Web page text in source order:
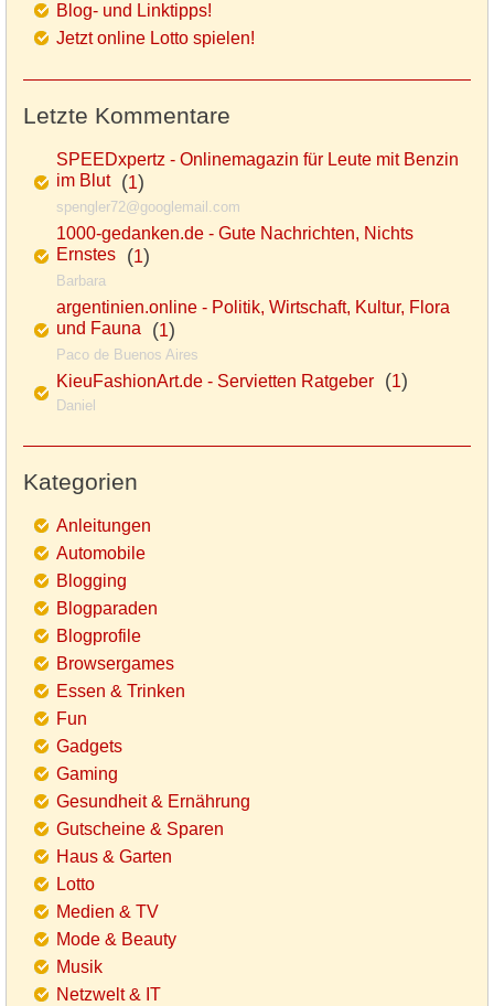
Blog- und Linktipps!
Jetzt online Lotto spielen!
Letzte Kommentare
SPEEDxpertz - Onlinemagazin für Leute mit Benzin
im Blut(1)
spengler72@googlemail.com
1000-gedanken.de - Gute Nachrichten, Nichts
Ernstes (1)
Barbara
argentinien.online - Politik, Wirtschaft, Kultur, Flora
und Fauna (1)
Paco de Buenos Aires
KieuFashionArt.de - Servietten Ratgeber (1)
Daniel
Kategorien
Anleitungen
Automobile
Blogging
Blogparaden
Blogprofile
Browsergames
Essen & Trinken
Fun
Gadgets
Gaming
Gesundheit & Ernährung
Gutscheine & Sparen
Haus & Garten
Lotto
Medien & TV
Mode & Beauty
Musik
Netzwelt & IT